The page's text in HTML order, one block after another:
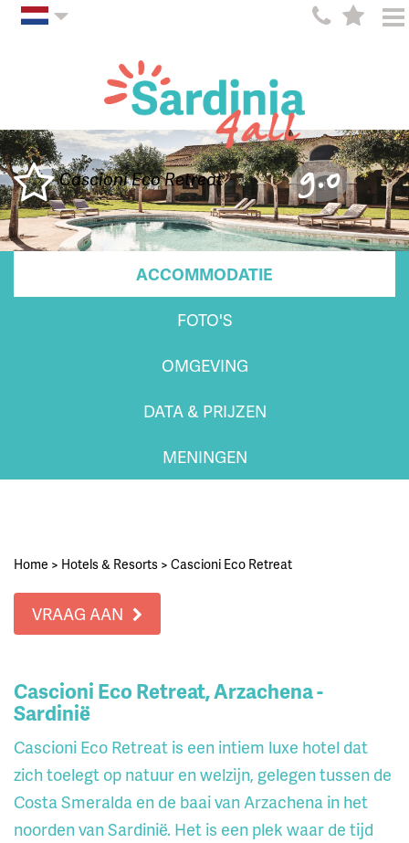
Cascioni Eco Retreat 9.0
ACCOMMODATIE
FOTO'S
OMGEVING
DATA & PRIJZEN
MENINGEN
Home > Hotels & Resorts > Cascioni Eco Retreat
VRAAG AAN
Cascioni Eco Retreat, Arzachena -
Sardinië
Cascioni Eco Retreat is een intiem luxe hotel dat
zich toelegt op natuur en welzijn, gelegen tussen de
Costa Smeralda en de baai van Arzachena in het
noorden van Sardinië. Het is een plek waar de tijd